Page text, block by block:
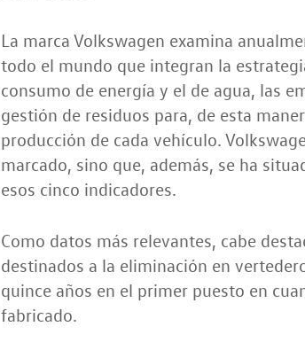
La marca Volkswagen examina
todo el mundo que integran la
consumo de energía y el de agua, las
gestión de residuos para, de esta
producción de cada vehículo.
marcado, sino que, además, se ha
esos cinco indicadores.
Como datos más relevantes, cabe
destinados a la eliminación en
quince años en el primer puesto en
fabricado.